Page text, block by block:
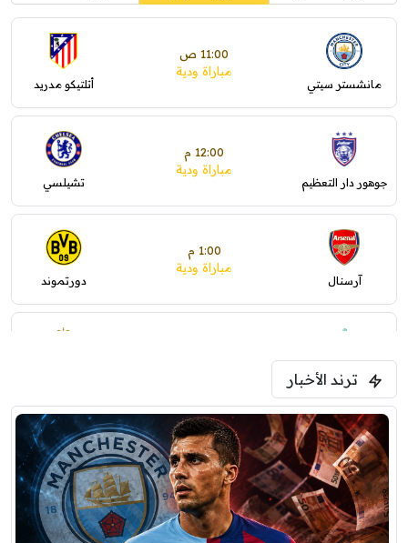
مانشستر سيتي
11:00 ص
مباراة ودية
أتلتيكو مدريد
جوهور دار التعظيم
12:00 م
مباراة ودية
تشيلسي
آرسنال
1:00 م
مباراة ودية
دورتموند
ليفربول
ترند الأخبار